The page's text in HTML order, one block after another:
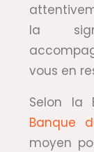
la
vous en
Selon la
Banque
moyen